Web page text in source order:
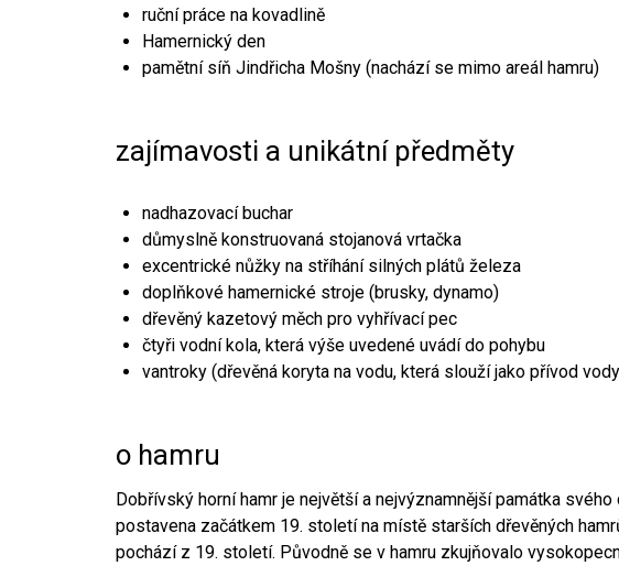
ruční práce na kovadlině
Hamernický den
pamětní síň Jindřicha Mošny (nachází se mimo areál hamru)
zajímavosti a unikátní předměty
nadhazovací buchar
důmyslně konstruovaná stojanová vrtačka
excentrické nůžky na stříhání silných plátů železa
doplňkové hamernické stroje (brusky, dynamo)
dřevěný kazetový měch pro vyhřívací pec
čtyři vodní kola, která výše uvedené uvádí do pohybu
vantroky (dřevěná koryta na vodu, která slouží jako přívod
o hamru
Dobřívský horní hamr je největší a nejvýznamnější památka
postavena začátkem 19. století na místě starších dřevěných
pochází z 19. století. Původně se v hamru zkujňovalo